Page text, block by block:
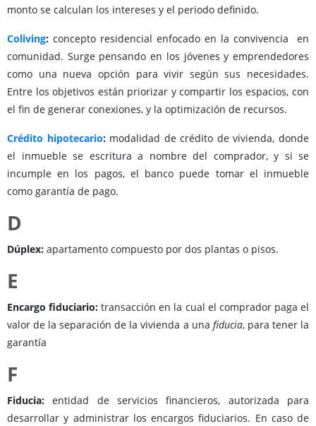
monto se calculan los intereses y el periodo definido.
Coliving: concepto residencial enfocado en la convivencia en
comunidad. Surge pensando en los jóvenes y emprendedores
como una nueva opción para vivir según sus necesidades.
Entre los objetivos están priorizar y compartir los espacios, con
el fin de generar conexiones, y la optimización de recursos.
Crédito hipotecario:modalidad de crédito de vivienda, donde
el inmueble se escritura a nombre del comprador, y si se
incumple en los pagos, el banco puede tomar el inmueble
como garantía de pago.
D
Dúplex: apartamento compuesto por dos plantas o pisos.
E
Encargo fiduciario: transacción en la cual el comprador paga el
valor de la separación de la vivienda a una fiducia, para tener la
garantía
F
Fiducia:entidad de servicios financieros, autorizada para
desarrollar y administrar los encargos fiduciarios. En caso de